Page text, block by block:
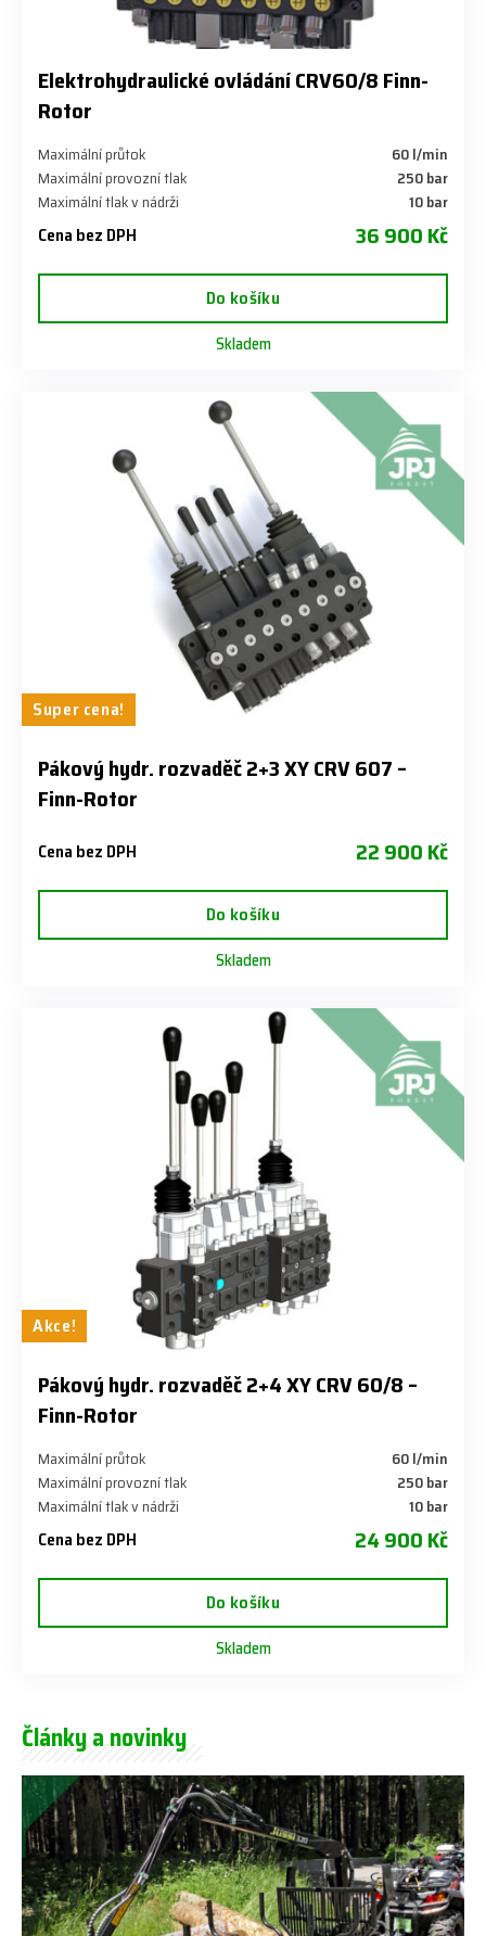
Elektrohydraulické ovládání CRV60/8 Finn-
Rotor
Maximální průtok
​60 l/min
Maximální provozní tlak
​250 bar
Maximální tlak v nádrži
​10 bar
Cena bez DPH 36 900 Kč
Do košíku
Skladem
Super cena!
Pákový hydr. rozvaděč 2+3 XY CRV 607 –
Finn-Rotor
Cena bez DPH 22 900 Kč
Do košíku
Skladem
Akce!
​Pákový hydr. rozvaděč 2+4 XY CRV 60/8 –
Finn-Rotor
Maximální průtok
60 l/min
Maximální provozní tlak
250 bar
Maximální tlak v nádrži
10 bar
Cena bez DPH 24 900 Kč
Do košíku
Skladem
Články a novinky